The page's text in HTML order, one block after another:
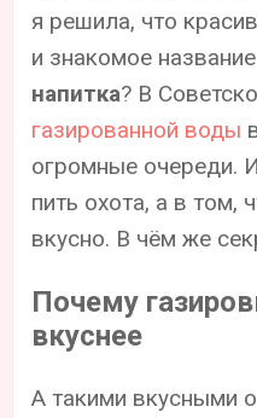
я решила, что
и знакомое
напитка? В
газированной воды
огромные очереди.
пить охота, а в том,
вкусно. В чём же
Почему
вкуснее
А такими вкусными